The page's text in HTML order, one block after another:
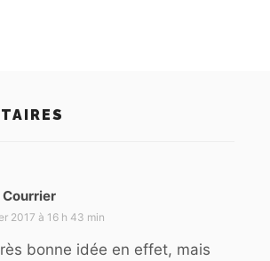
Courrier
i
2017 à 16 h 43 min
bonne idée en effet, mais